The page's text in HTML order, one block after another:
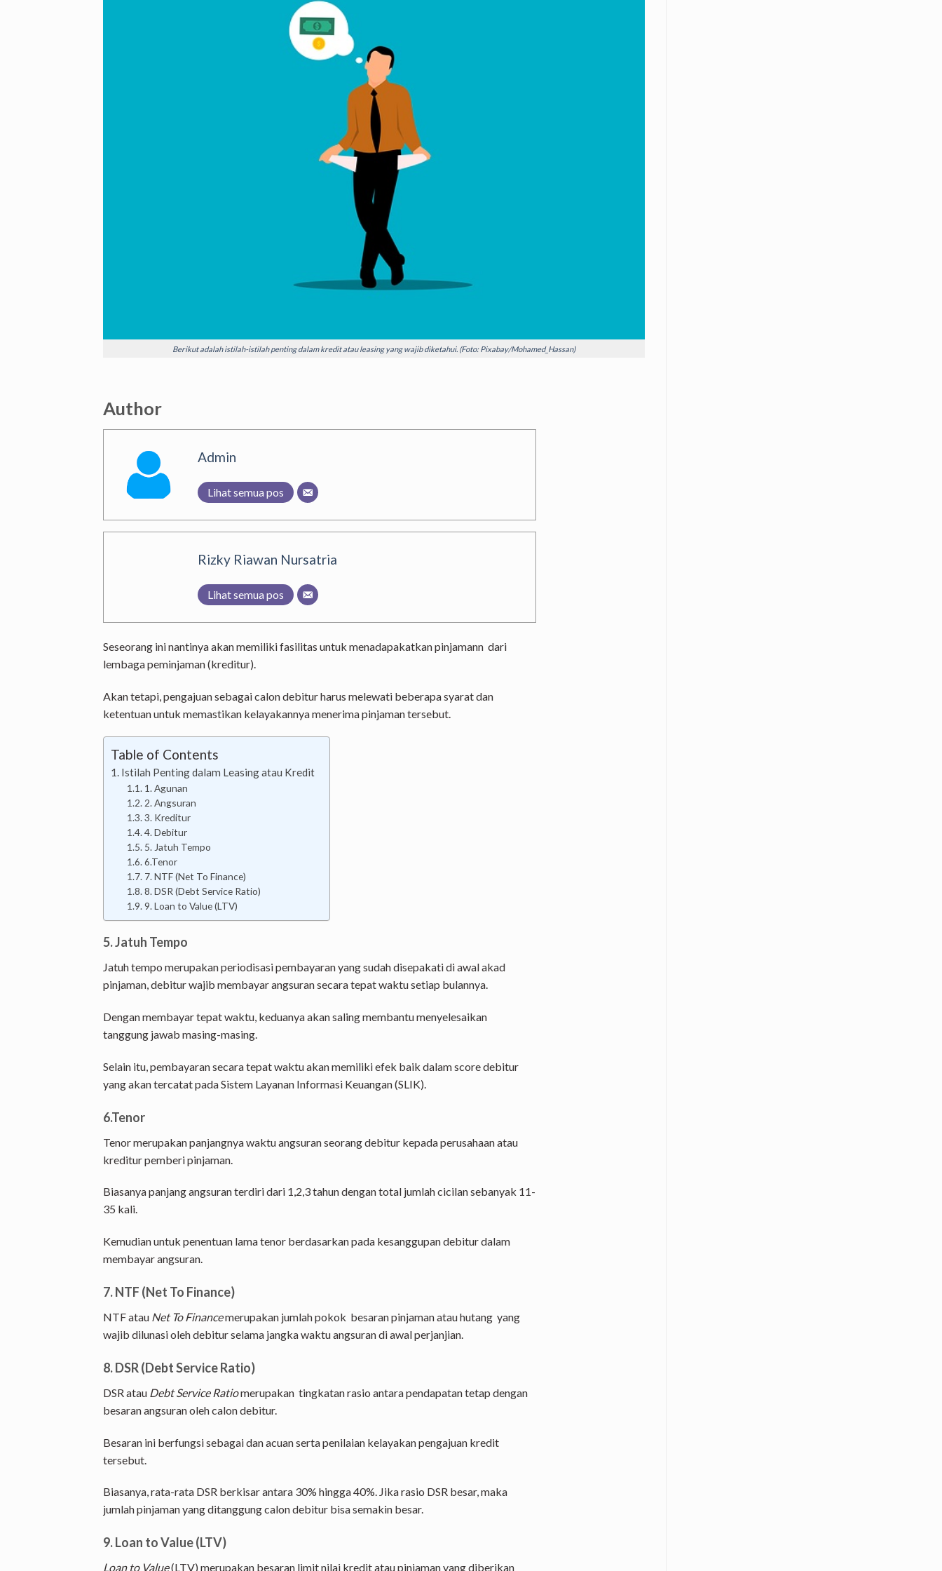
Berikut adalah istilah-istilah penting dalam kredit atau leasing yang wajib diketahui. (Foto: Pixabay/Mohamed_Hassan)
Author
Admin
Lihat semua pos
Rizky Riawan Nursatria
Lihat semua pos
Seseorang ini nantinya akan memiliki fasilitas untuk menadapakatkan pinjamann dari
lembaga peminjaman (kreditur).
Akan tetapi, pengajuan sebagai calon debitur harus melewati beberapa syarat dan
ketentuan untuk memastikan kelayakannya menerima pinjaman tersebut.
Table of Contents
Istilah Penting dalam Leasing atau Kredit
1. Agunan
2. Angsuran
3. Kreditur
4. Debitur
5. Jatuh Tempo
6.Tenor
7. NTF (Net To Finance)
8. DSR (Debt Service Ratio)
9. Loan to Value (LTV)
5. Jatuh Tempo
Jatuh tempo merupakan periodisasi pembayaran yang sudah disepakati di awal akad
pinjaman, debitur wajib membayar angsuran secara tepat waktu setiap bulannya.
Dengan membayar tepat waktu, keduanya akan saling membantu menyelesaikan
tanggung jawab masing-masing.
Selain itu, pembayaran secara tepat waktu akan memiliki efek baik dalam score debitur
yang akan tercatat pada Sistem Layanan Informasi Keuangan (SLIK).
6.Tenor
Tenor merupakan panjangnya waktu angsuran seorang debitur kepada perusahaan atau
kreditur pemberi pinjaman.
Biasanya panjang angsuran terdiri dari 1,2,3 tahun dengan total jumlah cicilan sebanyak 11-
35 kali.
Kemudian untuk penentuan lama tenor berdasarkan pada kesanggupan debitur dalam
membayar angsuran.
7. NTF (Net To Finance)
NTF atau Net To Financemerupakan jumlah pokok besaran pinjaman atau hutang yang
wajib dilunasi oleh debitur selama jangka waktu angsuran di awal perjanjian.
8. DSR (Debt Service Ratio)
DSR atau Debt Service Ratiomerupakan tingkatan rasio antara pendapatan tetap dengan
besaran angsuran oleh calon debitur.
Besaran ini berfungsi sebagai dan acuan serta penilaian kelayakan pengajuan kredit
tersebut.
Biasanya, rata-rata DSR berkisar antara 30% hingga 40%. Jika rasio DSR besar, maka
jumlah pinjaman yang ditanggung calon debitur bisa semakin besar.
9. Loan to Value (LTV)
Loan to Value(LTV) merupakan besaran limit nilai kredit atau pinjaman yang diberikan